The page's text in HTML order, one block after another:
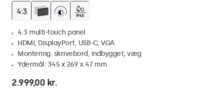
4:3 multi-touch panel
HDMI, DisplayPort, USB-C, VGA
Montering: skrivebord, indbygget, væg
Ydermål: 345 x 269 x 47 mm
2.999,00 kr.